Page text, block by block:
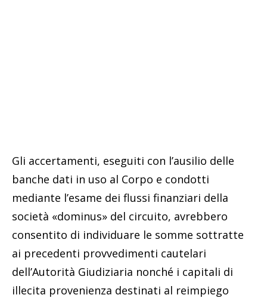
Gli accertamenti, eseguiti con l’ausilio delle
banche dati in uso al Corpo e condotti
mediante l’esame dei flussi finanziari della
società «dominus» del circuito, avrebbero
consentito di individuare le somme sottratte
ai precedenti provvedimenti cautelari
dell’Autorità Giudiziaria nonché i capitali di
illecita provenienza destinati al reimpiego